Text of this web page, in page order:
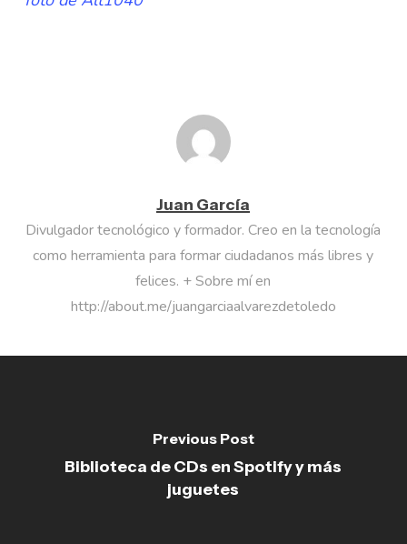
Juan García
Divulgador tecnológico y formador. Creo en la tecnología
como herramienta para formar ciudadanos más libres y
felices. + Sobre mí en
http://about.me/juangarciaalvarezdetoledo
Previous Post
Biblioteca de CDs en Spotify y más
juguetes